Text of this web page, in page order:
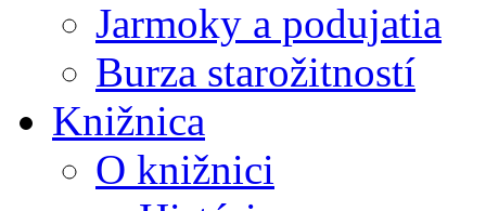
Jarmoky a podujatia
Burza starožitností
Knižnica
O knižnici